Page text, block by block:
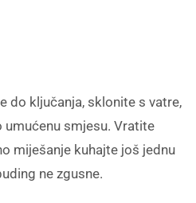
do ključanja, sklonite s vatre,
smjesu. Vratite
miješanje kuhajte još jednu
ne zgusne.